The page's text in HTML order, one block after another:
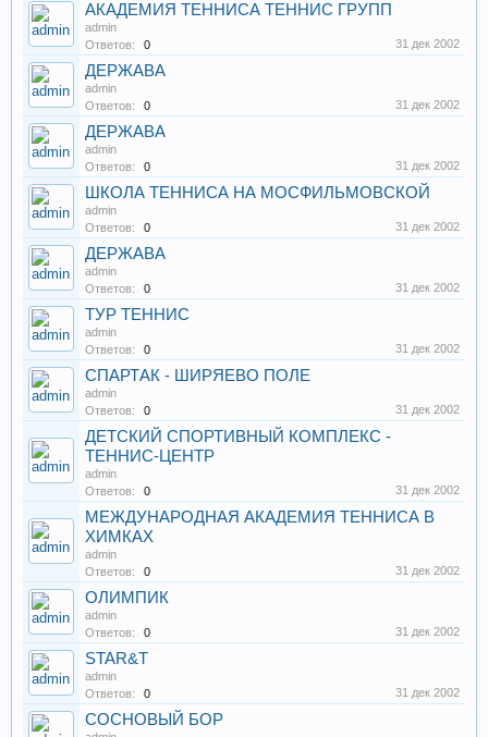
АКАДЕМИЯ ТЕННИСА ТЕННИС ГРУПП
admin
Ответов:
0 31 дек 2002
ДЕРЖАВА
admin
Ответов:
0 31 дек 2002
ДЕРЖАВА
admin
Ответов:
0 31 дек 2002
ШКОЛА ТЕННИСА НА МОСФИЛЬМОВСКОЙ
admin
Ответов:
0 31 дек 2002
ДЕРЖАВА
admin
Ответов:
0 31 дек 2002
ТУР ТЕННИС
admin
Ответов:
0 31 дек 2002
СПАРТАК - ШИРЯЕВО ПОЛЕ
admin
Ответов:
0 31 дек 2002
ДЕТСКИЙ СПОРТИВНЫЙ КОМПЛЕКС -
ТЕННИС-ЦЕНТР
admin
Ответов:
0 31 дек 2002
МЕЖДУНАРОДНАЯ АКАДЕМИЯ ТЕННИСА В
ХИМКАХ
admin
Ответов:
0 31 дек 2002
ОЛИМПИК
admin
Ответов:
0 31 дек 2002
STAR&T
admin
Ответов:
0 31 дек 2002
СОСНОВЫЙ БОР